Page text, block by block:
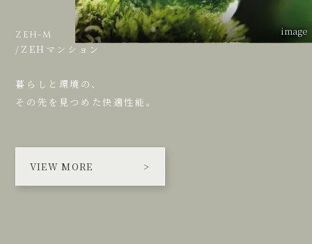
image
ZEH-M
/ZEHマンション
暮らしと環境の、
その先を見つめた快適性能。
VIEW MORE